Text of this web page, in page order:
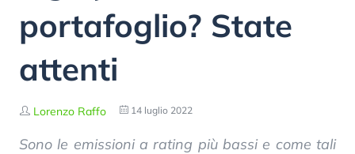
portafoglio? State
attenti
Lorenzo Raffo 14 luglio 2022
Sono le emissioni a rating più bassi e come tali